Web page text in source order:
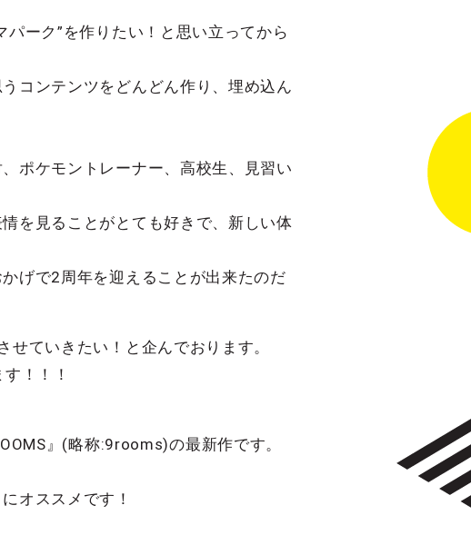
ーク”を作りたい！と思い立ってから
コンテンツをどんどん作り、埋め込ん
ポケモントレーナー、高校生、見習い
を見ることがとても好きで、新しい体
げで2周年を迎えることが出来たのだ
ていきたい！と企んでおります。
！！！
』(略称:9rooms)の最新作です。
オススメです！